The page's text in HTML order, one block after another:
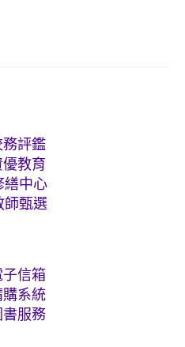
評鑑
教育
繕中心
師甄選
子信箱
系統
書服務